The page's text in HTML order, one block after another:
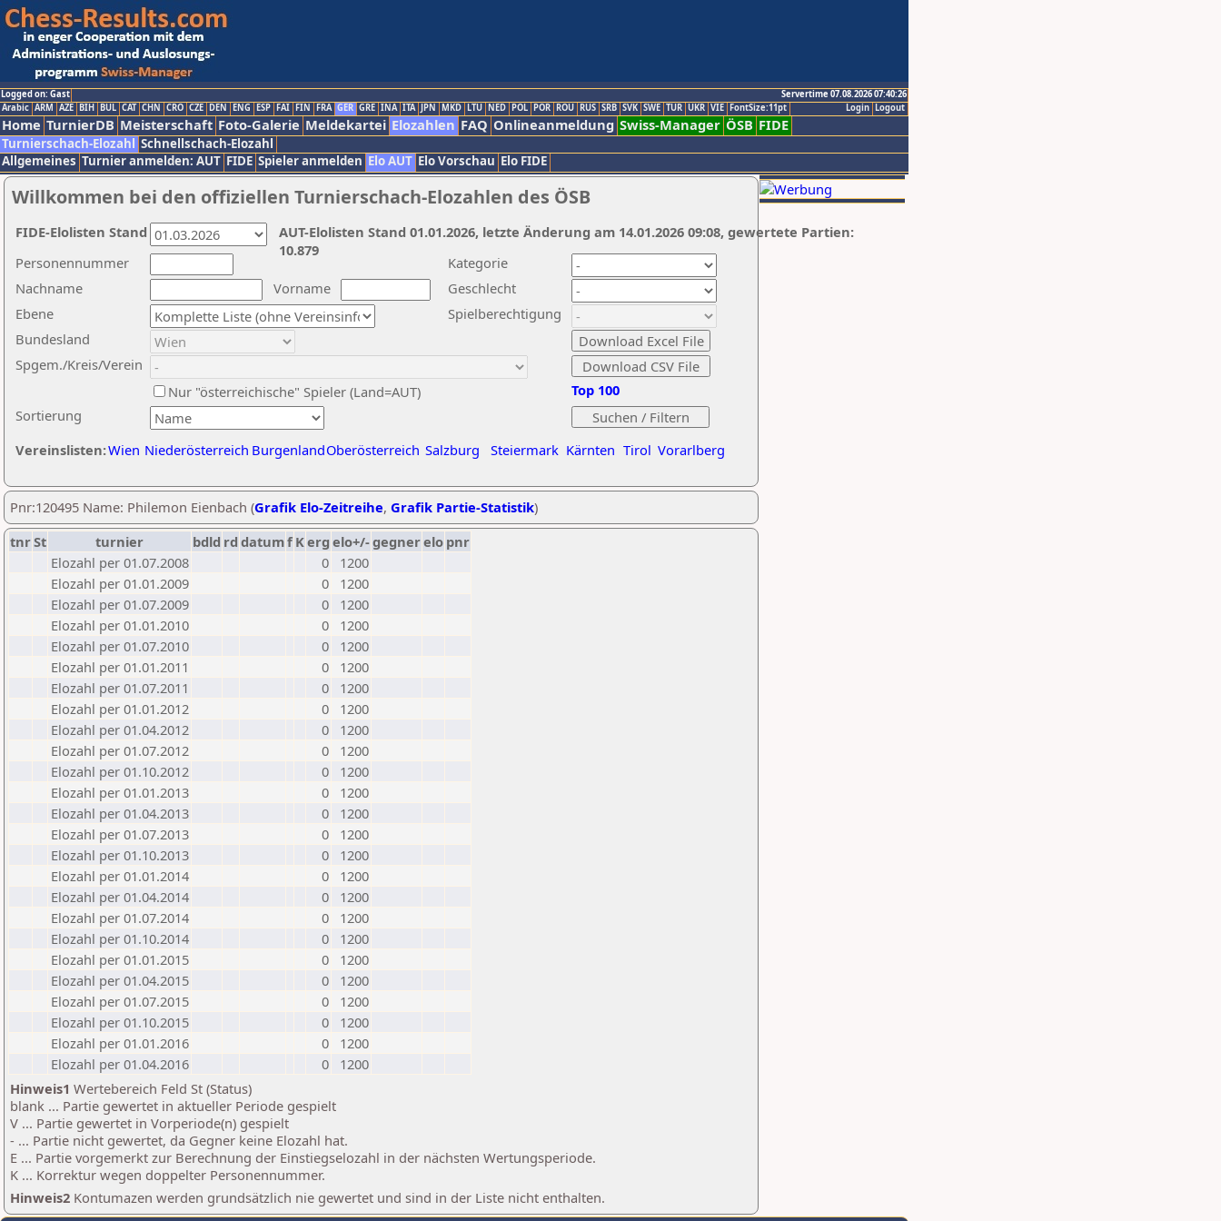
Logged on: Gast
Servertime 07.08.2026 07:40:26
Logout
Login
Arabic ARM AZE BIH BUL CAT CHN CRO CZE DEN ENG ESP FAI FIN FRA GER GRE INA ITA JPN MKD LTU NED POL POR ROU RUS SRB SVK SWE TUR UKR VIE FontSize:11pt
Home TurnierDB Meisterschaft Foto-Galerie Meldekartei Elozahlen FAQ Onlineanmeldung Swiss-Manager ÖSB FIDE
Turnierschach-Elozahl Schnellschach-Elozahl
Allgemeines Turnier anmelden: AUT FIDE Spieler anmelden Elo AUT Elo Vorschau Elo FIDE
Willkommen bei den offiziellen Turnierschach-Elozahlen des ÖSB
Nachname
Vorname
Ebene
Kategorie
Sortierung
Personennummer
Bundesland
Spgem./Kreis/Verein
Geschlecht
Nur "österreichische" Spieler (Land=AUT)
Spielberechtigung
Vereinslisten:Wien Niederösterreich BurgenlandOberösterreich Salzburg Steiermark Kärnten Tirol Vorarlberg
Top 100
AUT-Elolisten Stand 01.01.2026, letzte Änderung am 14.01.2026 09:08, gewertete Partien:
10.879
FIDE-Elolisten Stand
Pnr:120495 Name: Philemon Eienbach (Grafik Elo-Zeitreihe, Grafik Partie-Statistik)
tnrSt turnier bdld rd datumf Kerg elo+/-gegnerelo pnr
Elozahl per 01.07.2008
0
1200
Elozahl per 01.01.2009
0
1200
Elozahl per 01.07.2009
0
1200
Elozahl per 01.01.2010
0
1200
Elozahl per 01.07.2010
0
1200
Elozahl per 01.01.2011
0
1200
Elozahl per 01.07.2011
0
1200
Elozahl per 01.01.2012
0
1200
Elozahl per 01.04.2012
0
1200
Elozahl per 01.07.2012
0
1200
Elozahl per 01.10.2012
0
1200
Elozahl per 01.01.2013
0
1200
Elozahl per 01.04.2013
0
1200
Elozahl per 01.07.2013
0
1200
Elozahl per 01.10.2013
0
1200
Elozahl per 01.01.2014
0
1200
Elozahl per 01.04.2014
0
1200
Elozahl per 01.07.2014
0
1200
Elozahl per 01.10.2014
0
1200
Elozahl per 01.01.2015
0
1200
Elozahl per 01.04.2015
0
1200
Elozahl per 01.07.2015
0
1200
Elozahl per 01.10.2015
0
1200
Elozahl per 01.01.2016
0
1200
Elozahl per 01.04.2016
0
1200
Hinweis1 Wertebereich Feld St (Status)
blank ... Partie gewertet in aktueller Periode gespielt
V ... Partie gewertet in Vorperiode(n) gespielt
- ... Partie nicht gewertet, da Gegner keine Elozahl hat.
E ... Partie vorgemerkt zur Berechnung der Einstiegselozahl in der nächsten Wertungsperiode.
K ... Korrektur wegen doppelter Personennummer.
Hinweis2 Kontumazen werden grundsätzlich nie gewertet und sind in der Liste nicht enthalten.